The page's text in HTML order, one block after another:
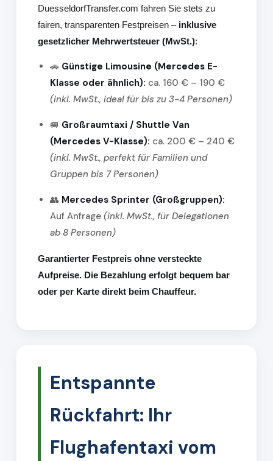
DuesseldorfTransfer.com fahren Sie stets zu
fairen, transparenten Festpreisen – inklusive
gesetzlicher Mehrwertsteuer (MwSt.):
🚗 Günstige Limousine (Mercedes E-
Klasse oder ähnlich): ca. 160 € – 190 €
(inkl. MwSt., ideal für bis zu 3-4 Personen)
🚐 Großraumtaxi / Shuttle Van
(Mercedes V-Klasse): ca. 200 € – 240 €
(inkl. MwSt., perfekt für Familien und
Gruppen bis 7 Personen)
👥 Mercedes Sprinter (Großgruppen):
Auf Anfrage (inkl. MwSt., für Delegationen
ab 8 Personen)
Garantierter Festpreis ohne versteckte
Aufpreise. Die Bezahlung erfolgt bequem bar
oder per Karte direkt beim Chauffeur.
Entspannte
Rückfahrt: Ihr
Flughafentaxi vom